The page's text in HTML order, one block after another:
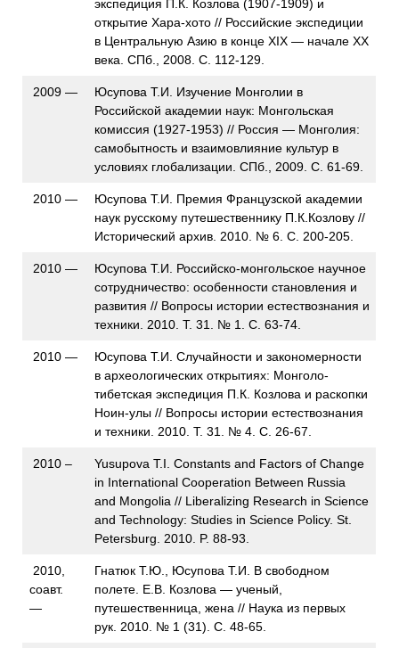
экспедиция П.К. Козлова (1907-1909) и
открытие Хара-хото // Российские экспедиции
в Центральную Азию в конце XIX — начале XX
века. СПб., 2008. С. 112-129.
2009 —
Юсупова Т.И. Изучение Монголии в
Российской академии наук: Монгольская
комиссия (1927-1953) // Россия — Монголия:
самобытность и взаимовлияние культур в
условиях глобализации. СПб., 2009. С. 61-69.
2010 —
Юсупова Т.И. Премия Французской академии
наук русскому путешественнику П.К.Козлову //
Исторический архив. 2010. № 6. С. 200-205.
2010 —
Юсупова Т.И. Российско-монгольское научное
сотрудничество: особенности становления и
развития // Вопросы истории естествознания и
техники. 2010. Т. 31. № 1. С. 63-74.
2010 —
Юсупова Т.И. Случайности и закономерности
в археологических открытиях: Монголо-
тибетская экспедиция П.К. Козлова и раскопки
Ноин-улы // Вопросы истории естествознания
и техники. 2010. Т. 31. № 4. С. 26-67.
2010 –
Yusupova T.I. Constants and Factors of Change
in International Cooperation Between Russia
and Mongolia // Liberalizing Research in Science
and Technology: Studies in Science Policy. St.
Petersburg. 2010. P. 88-93.
2010,
соавт.
—
Гнатюк Т.Ю., Юсупова Т.И. В свободном
полете. Е.В. Козлова — ученый,
путешественница, жена // Наука из первых
рук. 2010. № 1 (31). С. 48-65.